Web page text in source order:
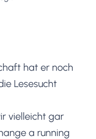
hat er noch
Lesesucht
vielleicht gar
a running